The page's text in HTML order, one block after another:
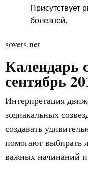
Присутствует
болезней.
sovets.net
Календарь
сентябрь
Интерпретация
зодиакальных
создавать
помогают выбирать
важных начинаний